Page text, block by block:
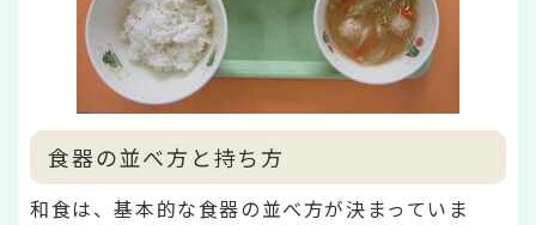
食器の並べ方と持ち方
和食は、基本的な食器の並べ方が決まっていま